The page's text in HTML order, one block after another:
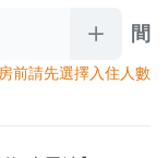
現場為主。
牙膏、浴帽、紙拖
間
前請先選擇入住人數